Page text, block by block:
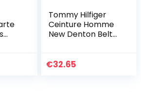
Tommy Hilfiger
Ceinture Homme
New Denton Belt
€32.65